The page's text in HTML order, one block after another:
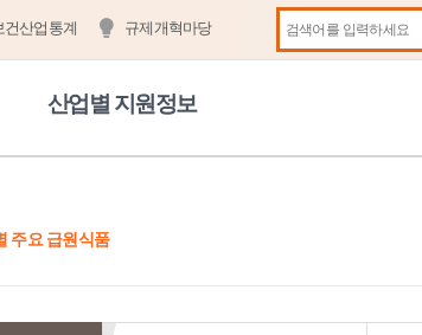
건산업통계 규제개혁마당
산업별 지원정보
주요 급원식품